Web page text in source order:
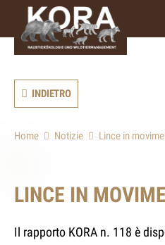
signs)
INDIETRO
Home Notizie Lince in
LINCE IN
Il rapporto KORA n. 118 è